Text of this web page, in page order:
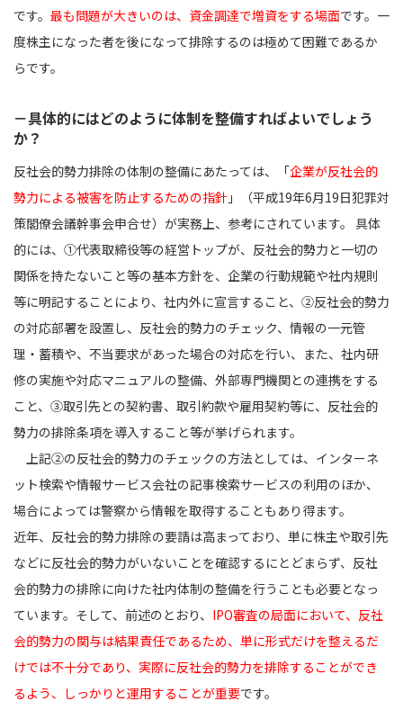
です。 最も問題が大きいのは、資金調達で増資をする場面です。一
度株主になった者を後になって排除するのは極めて困難であるか
らです。
－具体的にはどのように体制を整備すればよいでしょう
か？
反社会的勢力排除の体制の整備にあたっては、「企業が反社会的
勢力による被害を防止するための指針 」（平成19年6月19日犯罪対
策閣僚会議幹事会申合せ）が実務上、参考にされています。 具体
的には、①代表取締役等の経営トップが、反社会的勢力と一切の
関係を持たないこと等の基本方針を、企業の行動規範や社内規則
等に明記することにより、社内外に宣言すること、②反社会的勢力
の対応部署を設置し、反社会的勢力のチェック、情報の一元管
理・蓄積や、不当要求があった場合の対応を行い、また、社内研
修の実施や対応マニュアルの整備、外部専門機関との連携をする
こと、③取引先との契約書、取引約款や雇用契約等に、反社会的
勢力の排除条項を導入すること等が挙げられます。
上記②の反社会的勢力のチェックの方法としては、インターネ
ット検索や情報サービス会社の記事検索サービスの利用のほか、
場合によっては警察から情報を取得することもあり得ます。
近年、反社会的勢力排除の要請は高まっており、単に株主や取引先
などに反社会的勢力がいないことを確認するにとどまらず、反社
会的勢力の排除に向けた社内体制の整備を行うことも必要となっ
ています。そして、前述のとおり、 IPO審査の局面において、反社
会的勢力の関与は結果責任であるため、単に形式だけを整えるだ
けでは不十分であり、実際に反社会的勢力を排除することができ
るよう、しっかりと運用することが重要です。